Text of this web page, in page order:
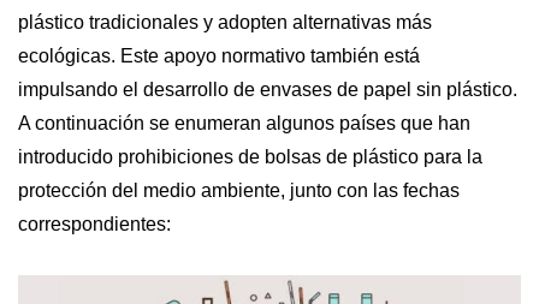
plástico tradicionales y adopten alternativas más
ecológicas. Este apoyo normativo también está
impulsando el desarrollo de envases de papel sin plástico.
A continuación se enumeran algunos países que han
introducido prohibiciones de bolsas de plástico para la
protección del medio ambiente, junto con las fechas
correspondientes: